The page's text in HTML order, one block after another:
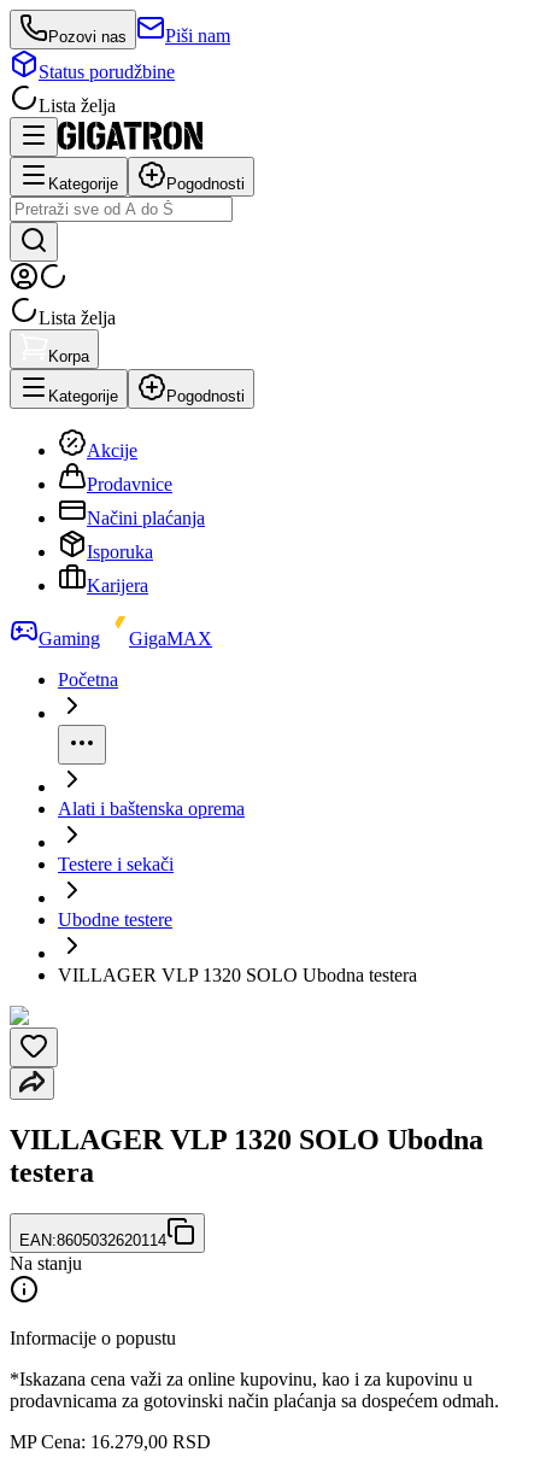
Pozovi nas
Piši nam
Status porudžbine
Lista želja
Kategorije Pogodnosti
Lista želja
Korpa
Kategorije Pogodnosti
Akcije
Prodavnice
Načini plaćanja
Isporuka
Karijera
Gaming
GigaMAX
Početna
Alati i baštenska oprema
Testere i sekači
Ubodne testere
VILLAGER VLP 1320 SOLO Ubodna testera
VILLAGER VLP 1320 SOLO Ubodna
testera
EAN:8605032620114
Na stanju
Informacije o popustu
*Iskazana cena važi za online kupovinu, kao i za kupovinu u
prodavnicama za gotovinski način plaćanja sa dospećem odmah.
MP Cena: 16.279,00 RSD